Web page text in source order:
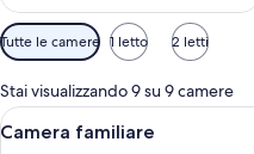
Filtri
disponibili
per
le
camere
Tutte le camere 1 letto 2 letti
Stai visualizzando 9 su 9 camere
Apri
tutte
10
Camera familiare